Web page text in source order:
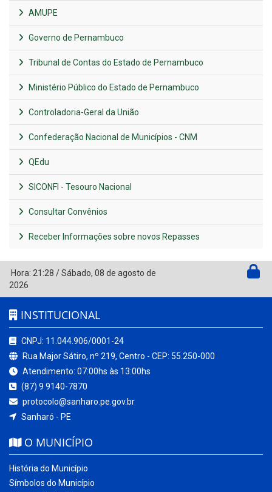
AMUPE
Governo de Pernambuco
Tribunal de Contas do Estado de Pernambuco
Ministério Público do Estado de Pernambuco
Controladoria-Geral da União
Confederação Nacional de Municípios - CNM
QEdu
SICONFI - Tesouro Nacional
Consultar Convênios
Receber Informações sobre novos Repasses
Hora: 21:28 /Sábado, 08 de agosto de
2026
INSTITUCIONAL
CNPJ: 11.044.906/0001-24
Rua Major Sátiro, nº 219, Centro - CEP: 55.250-000
Atendimento: 07:00hs às 13:00hs
(87) 9 9140-7870
protocolo@sanharo.pe.gov.br
Sanharó - PE
O MUNICÍPIO
História do Município
Símbolos do Município